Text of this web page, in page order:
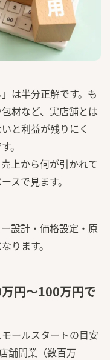
は半分正解です。も
材など、実店舗とは
と利益が残りにく
。
上から何が引かれて
スで見ます。
設計・価格設定・原
ります。
円〜100万円で
ールスタートの目安
舗開業（数百万